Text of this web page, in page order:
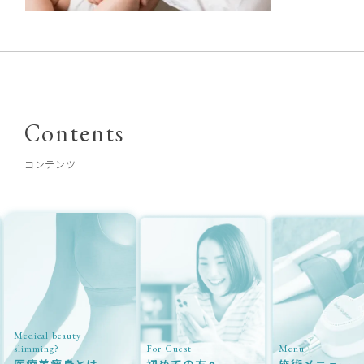
Contents
コンテンツ
Medical beauty
slimming?
For Guest Menu